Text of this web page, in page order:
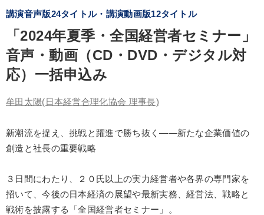
全国経営者セミナー収録〈売れ筋・人気ランキング〉＆新刊・好
組織と人を動かすマネジメント力を磨く
2025年夏季全国経営者セミナー収録講演ＣＤ・講演ＤＶＤ・デジ
タル版（音声／動画ストリーミング・ダウンロード）
最新刊・戦略参謀ChatGPT実戦法と中小企業のDXと講話ご案内
業種
製造業 卸売・小売・飲食業 建設・不動産業
IT・サービス・金融業 コンサルタント
講演音声版24タイトル・講演動画版12タイトル
「2024年夏季・全国経営者セミナー」
音声・動画（CD・DVD・デジタル対
応）一括申込み
牟田太陽(日本経営合理化協会 理事長)
新潮流を捉え、挑戦と躍進で勝ち抜く――新たな企業価値の
創造と社長の重要戦略
３日間にわたり、２０氏以上の実力経営者や各界の専門家を
招いて、今後の日本経済の展望や最新実務、経営法、戦略と
戦術を披露する「全国経営者セミナー」。